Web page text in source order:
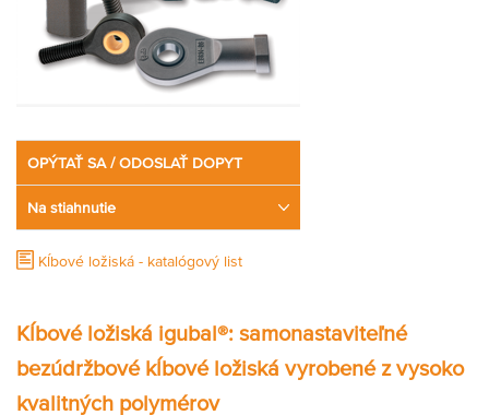
OPÝTAŤ SA / ODOSLAŤ DOPYT
Na stiahnutie
Kĺbové ložiská - katalógový list
Kĺbové ložiská igubal®: samonastaviteľné
bezúdržbové kĺbové ložiská vyrobené z vysoko
kvalitných polymérov